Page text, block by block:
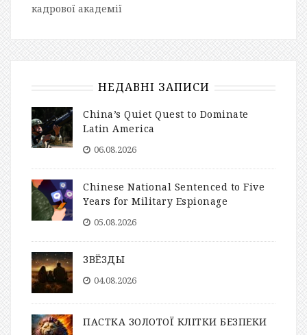
кадрової академії
НЕДАВНІ ЗАПИСИ
China’s Quiet Quest to Dominate
Latin America
06.08.2026
Chinese National Sentenced to Five
Years for Military Espionage
05.08.2026
ЗВЁЗДЫ
04.08.2026
ПАСТКА ЗОЛОТОЇ КЛІТКИ БЕЗПЕКИ